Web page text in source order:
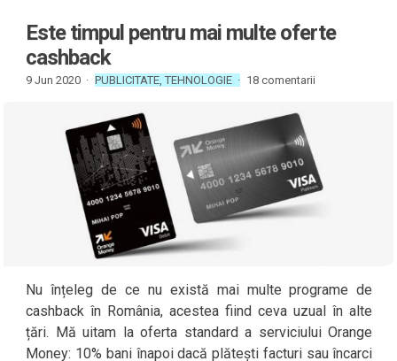
Este timpul pentru mai multe oferte
cashback
9 Jun 2020 · PUBLICITATE ,TEHNOLOGIE · 18 comentarii
Nu înțeleg de ce nu există mai multe programe de
cashback în România, acestea fiind ceva uzual în alte
țări. Mă uitam la oferta standard a serviciului Orange
Money: 10% bani înapoi dacă plătești facturi sau încarci